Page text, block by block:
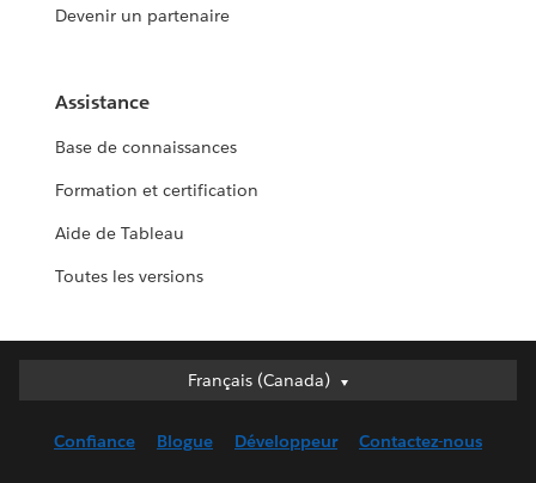
Devenir un partenaire
Assistance
Base de connaissances
Formation et certification
Aide de Tableau
Toutes les versions
Français (Canada)
Français (Canada)
English (UK)
Confiance Blogue Développeur Contactez-nous